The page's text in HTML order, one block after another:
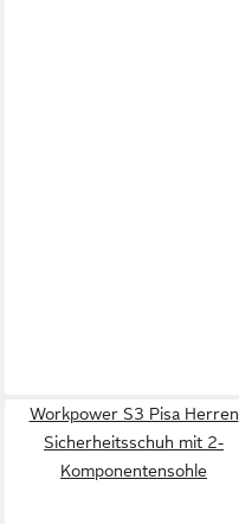
Workpower S3 Pisa Herren
Sicherheitsschuh mit 2-
Komponentensohle